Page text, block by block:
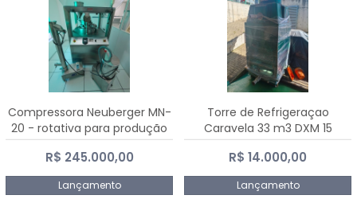
Compressora Neuberger MN-
20 - rotativa para produção
de comprimidos
R$ 245.000,00
Lançamento
Torre de Refrigeraçao
Caravela 33 m3 DXM 15
R$ 14.000,00
Lançamento